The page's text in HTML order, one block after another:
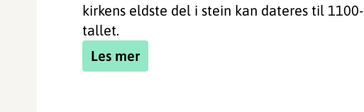
kirkens eldste del i stein kan dateres til 1100-
tallet.
Les mer